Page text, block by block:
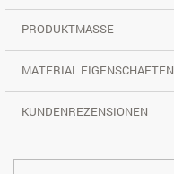
PRODUKTMASSE
MATERIAL EIGENSCHAFTEN
KUNDENREZENSIONEN